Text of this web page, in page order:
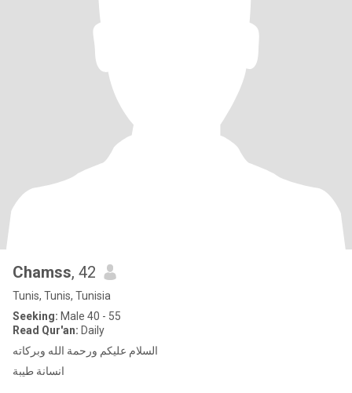
Chamss, 42
Tunis, Tunis, Tunisia
Seeking: Male 40 - 55
Read Qur'an: Daily
السلام عليكم ورحمة الله وبركاته
انسانة طيبة